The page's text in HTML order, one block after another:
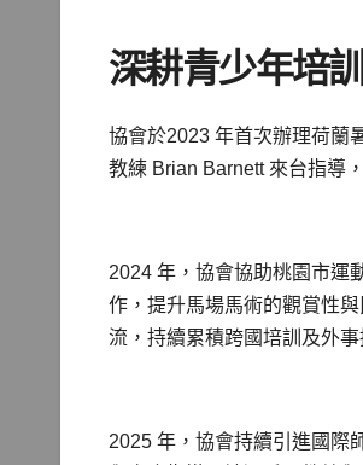
深耕青少年培
協會於2023 年首次辦理荷蘭
教練 Brian Barnett 來台指導
2024 年，協會協助桃園市運
作，提升馬場馬術的觀賞性
流，持續累積跨國培訓及外事
2025 年，協會持續引進國際